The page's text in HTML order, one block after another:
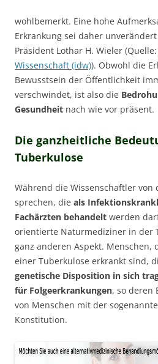
wohlbemerkt. Eine hohe
Erkrankung sei daher
Präsident Lothar H. Wieler (Quelle:
Wissenschaft (idw)). Obwohl die
Bewusstsein der Öffentlichkeit
verschwindet, ist also die
Gesundheit nach wie vor präsent.
Die ganzheitliche
Tuberkulose
Während die Wissenschaftler von
sprechen, die als
Fachärzten behandelt werden
orientierte Naturmediziner in der
ganz anderen Aspekt. Menschen,
einer Tuberkulose erkrankt sind,
genetische Disposition in sich
für Folgeerkrankungen, so deren
von Menschen mit der
Konstitution.